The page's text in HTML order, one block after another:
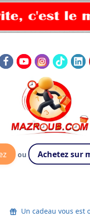
ou Achetez sur
Un cadeau vous